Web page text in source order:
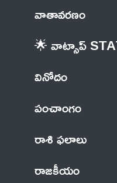
వాతావరణం
🌟 వాట్సాప్
వినోదం
పంచాంగం
రాశి ఫలాలు
రాజకీయం